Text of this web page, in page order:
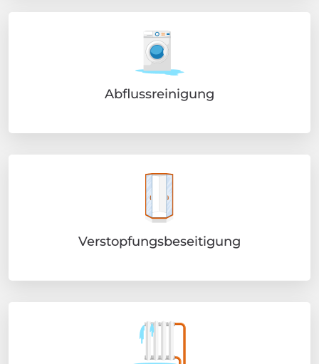
Abflussreinigung
Verstopfungsbeseitigung